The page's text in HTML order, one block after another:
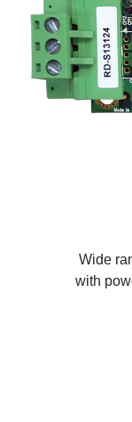
Wide
with